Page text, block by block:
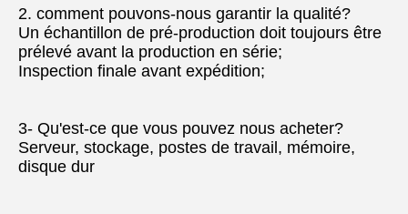
2. comment pouvons-nous garantir la qualité?
Un échantillon de pré-production doit toujours être
prélevé avant la production en série;
Inspection finale avant expédition;
3- Qu'est-ce que vous pouvez nous acheter?
Serveur, stockage, postes de travail, mémoire,
disque dur